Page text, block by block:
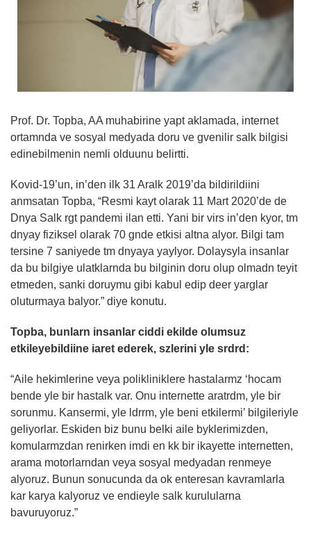
Prof. Dr. Topba, AA muhabirine yapt aklamada, internet
ortamnda ve sosyal medyada doru ve gvenilir salk bilgisi
edinebilmenin nemli olduunu belirtti.
Kovid-19’un, in’den ilk 31 Aralk 2019’da bildirildiini
anmsatan Topba, “Resmi kayt olarak 11 Mart 2020’de de
Dnya Salk rgt pandemi ilan etti. Yani bir virs in’den kyor, tm
dnyay fiziksel olarak 70 gnde etkisi altna alyor. Bilgi tam
tersine 7 saniyede tm dnyaya yaylyor. Dolaysyla insanlar
da bu bilgiye ulatklarnda bu bilginin doru olup olmadn teyit
etmeden, sanki doruymu gibi kabul edip deer yarglar
oluturmaya balyor.” diye konutu.
Topba, bunlarn insanlar ciddi ekilde olumsuz
etkileyebildiine iaret ederek, szlerini yle srdrd:
“Aile hekimlerine veya polikliniklere hastalarmz ‘hocam
bende yle bir hastalk var. Onu internette aratrdm, yle bir
sorunmu. Kansermi, yle ldrrm, yle beni etkilermi’ bilgileriyle
geliyorlar. Eskiden biz bunu belki aile byklerimizden,
komularmzdan renirken imdi en kk bir ikayette internetten,
arama motorlarndan veya sosyal medyadan renmeye
alyoruz. Bunun sonucunda da ok enteresan kavramlarla
kar karya kalyoruz ve endieyle salk kurulularna
bavuruyoruz.”